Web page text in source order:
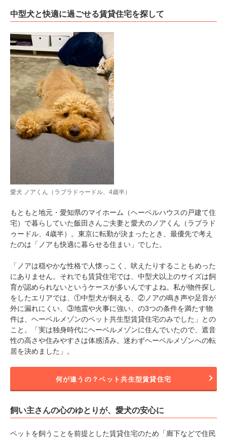
中型犬と快適に過ごせる賃貸住宅を探して
愛犬 ノアくん（ラブラドゥードル、4歳半）
もともと地元・愛知県のマイホーム（ヘーベルハウスの戸建て住
宅）で暮らしていた飯田さんご夫妻と愛犬のノアくん（ラブラド
ゥードル、4歳半）。東京に転勤が決まったとき、最優先で考え
たのは「ノアも快適に暮らせる住まい」でした。
「ノアは穏やかな性格で人懐っこく、吠えたりすることもめった
にありません。それでも賃貸住宅では、中型犬以上のサイズは飼
育が認められないというケースが多いんですよね。私が物件探し
をしたエリアでは、①中型犬が飼える、②ノアの鳴き声や足音が
外に漏れにくい、③地震や火事に強い、の3つの条件を満たす物
件は、ヘーベルメゾンのペット共生型賃貸住宅のみでした」との
こと。「実は独身時代にヘーベルメゾンに住んでいたので、遮音
性の高さや住みやすさは体感済み。迷わずヘーベルメゾンへの転
居を決めました」。
何が違うの？ペット共生型賃貸住宅
飼い主さんの心のゆとりが、愛犬の安心に
ペットを飼うことを前提とした賃貸住宅のため「廊下などで住民